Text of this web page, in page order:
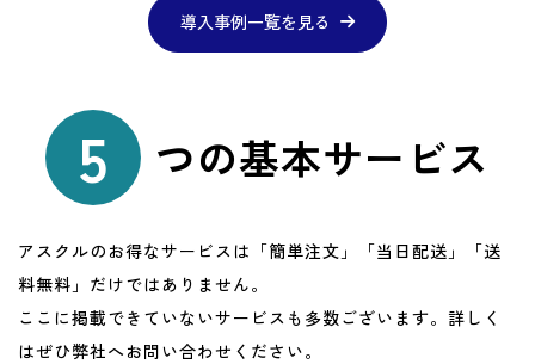
導入事例一覧を見る
5 つの基本サービス
アスクルのお得なサービスは「簡単注文」「当日配送」「送
料無料」だけではありません。
ここに掲載できていないサービスも多数ございます。詳しく
はぜひ弊社へお問い合わせください。